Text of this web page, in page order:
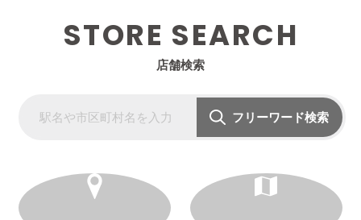
STORE SEARCH
店舗検索
フリーワード検索